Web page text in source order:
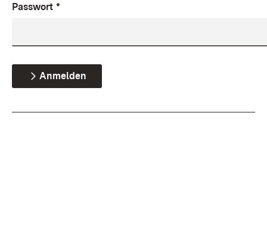
Passwort *
Anmelden